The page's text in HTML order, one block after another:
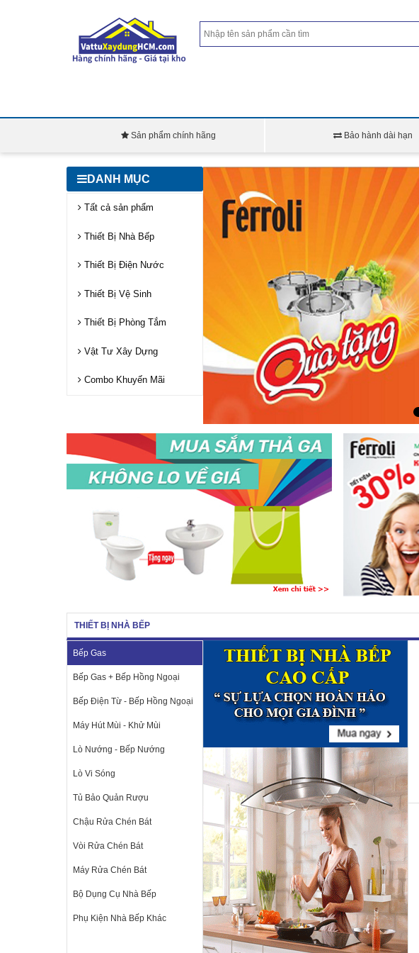
Sản phẩm chính hãng Bảo hành dài hạn
DANH MỤC
Tất cả sản phẩm
Thiết Bị Nhà Bếp
Thiết Bị Điện Nước
Thiết Bị Vệ Sinh
Thiết Bị Phòng Tắm
Vật Tư Xây Dựng
Combo Khuyến Mãi
THIẾT BỊ NHÀ BẾP
Bếp Gas
Bếp Gas + Bếp Hồng Ngoại
Bếp Điện Từ - Bếp Hồng Ngoại
Máy Hút Mùi - Khử Mùi
Lò Nướng - Bếp Nướng
Lò Vi Sóng
Tủ Bảo Quản Rượu
Chậu Rửa Chén Bát
Vòi Rửa Chén Bát
Máy Rửa Chén Bát
Bộ Dụng Cụ Nhà Bếp
Phụ Kiện Nhà Bếp Khác